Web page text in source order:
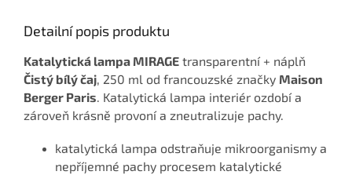
Detailní popis produktu
Katalytická lampa MIRAGE transparentní + náplň
Čistý bílý čaj , 250 ml od francouzské značky Maison
Berger Paris . Katalytická lampa interiér ozdobí a
zároveň krásně provoní a zneutralizuje pachy.
katalytická lampa odstraňuje mikroorganismy a
nepříjemné pachy procesem katalytické